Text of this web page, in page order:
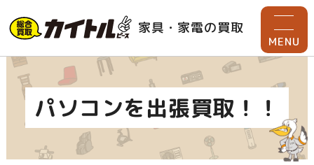
家具・家電の買取
MENU
パソコンを出張買取！！